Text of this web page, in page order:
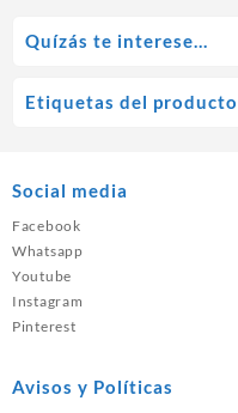
Quízás te interese…
Etiquetas del producto
Social media
Facebook
Whatsapp
Youtube
Instagram
Pinterest
Avisos y Políticas